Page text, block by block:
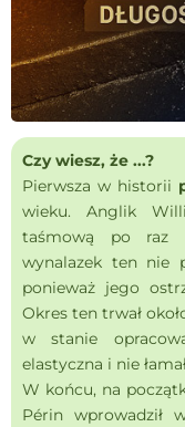
Czy wiesz, że ...?
Pierwsza w historii
wieku. Anglik
taśmową po raz
wynalazek ten nie
ponieważ jego
Okres ten trwał
w stanie
elastyczna i nie
W końcu, na
Périn wprowadził